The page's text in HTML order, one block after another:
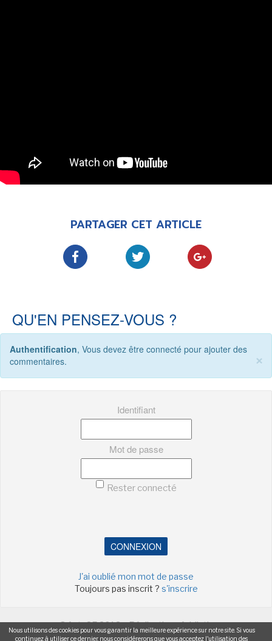
PARTAGER CET ARTICLE
QU'EN PENSEZ-VOUS ?
Authentification, Vous devez être connecté pour ajouter des
commentaires.
×
Identifiant
Mot de passe
Rester connecté
CONNEXION
J'ai oublié mon mot de passe
Toujours pas inscrit ? s'inscrire
©ActuSF 2018 - Réalisation :Addictic
Nous utilisons des cookies pour vous garantir la meilleure expérience sur notre site. Si vous
continuez à utiliser ce dernier, nous considérerons que vous acceptez l'utilisation des